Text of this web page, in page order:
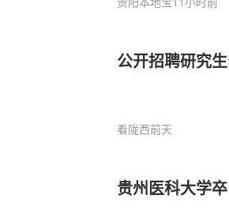
公开招聘研究
看陇西前天
贵州医科大学